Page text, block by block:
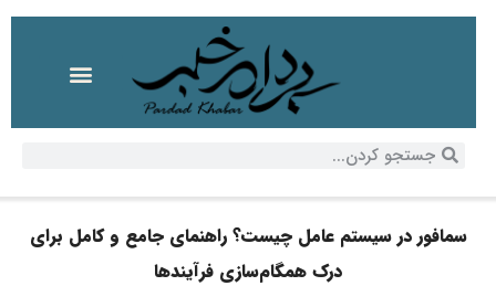
سمافور در سیستم عامل چیست؟ راهنمای جامع و کامل برای
درک همگام‌سازی فرآیندها